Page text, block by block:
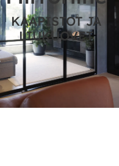
KAAPISTOT JA
LIUKUOVET